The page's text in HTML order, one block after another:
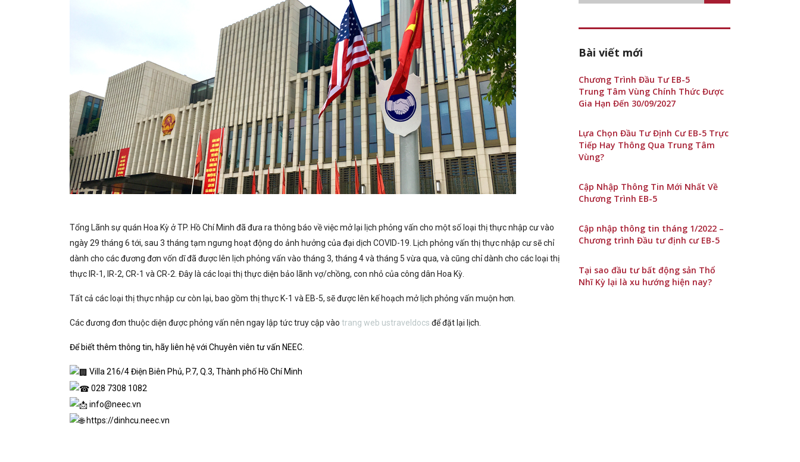
Tổng Lãnh sự quán Hoa Kỳ ở TP. Hồ Chí Minh đã đưa ra thông báo về việc mở lại lịch phỏng vấn cho một số loại thị thực nhập cư vào
ngày 29 tháng 6 tới, sau 3 tháng tạm ngưng hoạt động do ảnh hưởng của đại dịch COVID-19. Lịch phỏng vấn thị thực nhập cư sẽ chỉ
dành cho các đương đơn vốn dĩ đã được lên lịch phỏng vấn vào tháng 3, tháng 4 và tháng 5 vừa qua, và cũng chỉ dành cho các loại thị
thực IR-1, IR-2, CR-1 và CR-2. Đây là các loại thị thực diện bảo lãnh vợ/chồng, con nhỏ của công dân Hoa Kỳ.
Tất cả các loại thị thực nhập cư còn lại, bao gồm thị thực K-1 và EB-5, sẽ được lên kế hoạch mở lịch phỏng vấn muộn hơn.
Các đương đơn thuộc diện được phỏng vấn nên ngay lập tức truy cập vào trang web ustraveldocs để đặt lại lịch.
Để biết thêm thông tin, hãy liên hệ với Chuyên viên tư vấn NEEC.
Villa 216/4 Điện Biên Phủ, P.7, Q.3, Thành phố Hồ Chí Minh
028 7308 1082
info@neec.vn
https://dinhcu.neec.vn
Bài viết mới
Chương Trình Đầu Tư EB-5
Trung Tâm Vùng Chính Thức Được
Gia Hạn Đến 30/09/2027
Lựa Chọn Đầu Tư Định Cư EB-5 Trực
Tiếp Hay Thông Qua Trung Tâm
Vùng?
Cập Nhập Thông Tin Mới Nhất Về
Chương Trình EB-5
Cập nhập thông tin tháng 1/2022 –
Chương trình Đầu tư định cư EB-5
Tại sao đầu tư bất động sản Thổ
Nhĩ Kỳ lại là xu hướng hiện nay?